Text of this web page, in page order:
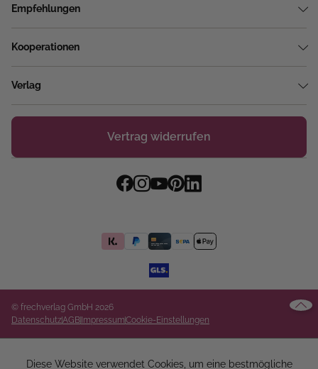
Empfehlungen
Kooperationen
Verlag
Vertrag widerrufen
© frechverlag GmbH 2026
DatenschutzAGB ImpressumCookie-Einstellungen
Diese Website verwendet Cookies, um eine bestmögliche